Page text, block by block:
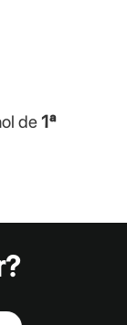
de1ª